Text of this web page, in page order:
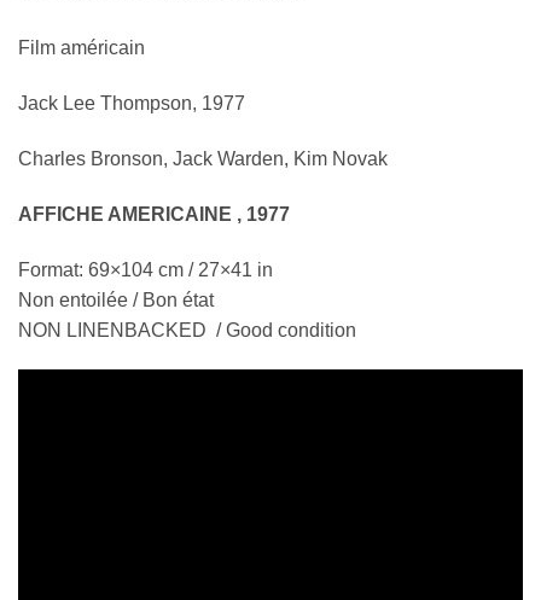
Film américain
Jack Lee Thompson, 1977
Charles Bronson, Jack Warden, Kim Novak
AFFICHE AMERICAINE , 1977
Format: 69×104 cm / 27×41 in
Non entoilée / Bon état
NON LINENBACKED / Good condition